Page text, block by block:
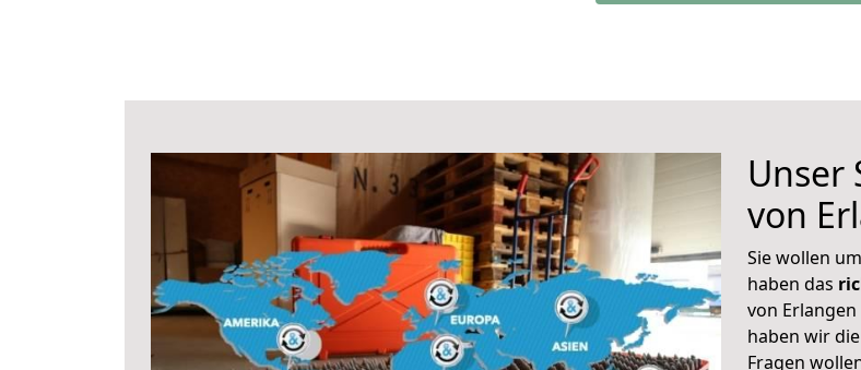
Unser
von
Sie wollen
haben das
von
haben wir
Fragen